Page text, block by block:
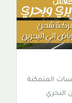
المتمكنة
البحري